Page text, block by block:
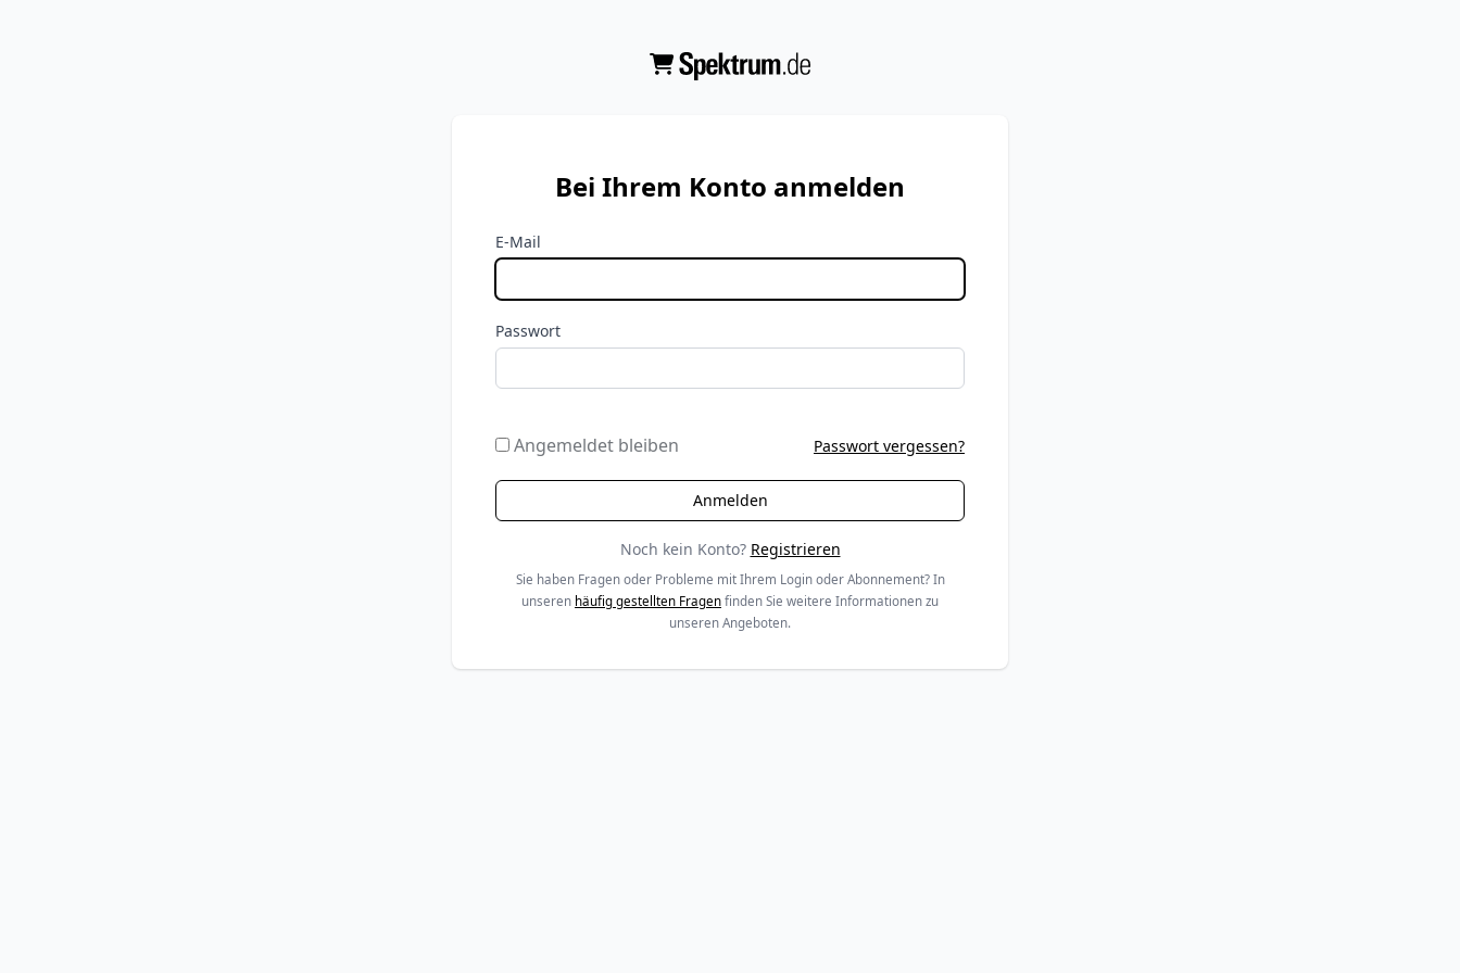
Bei Ihrem Konto anmelden
E-Mail
Passwort
Angemeldet bleiben Passwort vergessen?
Noch kein Konto? Registrieren
Sie haben Fragen oder Probleme mit Ihrem Login oder Abonnement? In
unseren häufig gestellten Fragen finden Sie weitere Informationen zu
unseren Angeboten.